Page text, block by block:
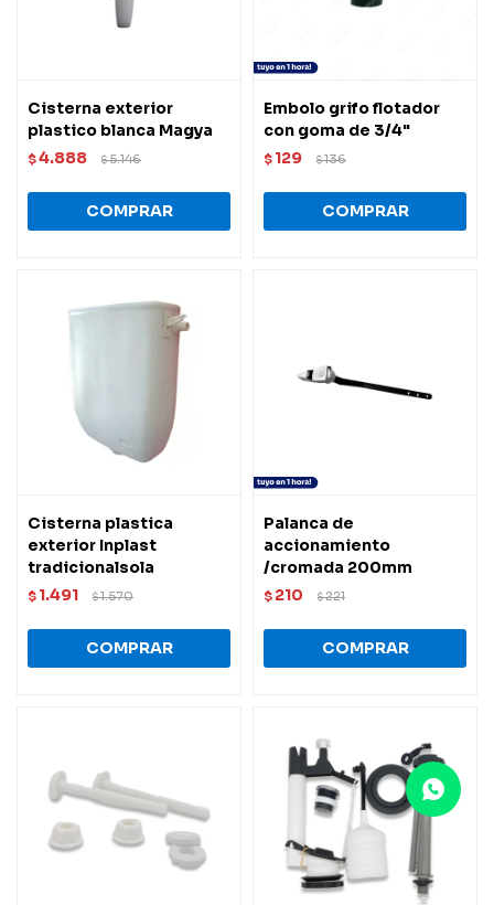
Cisterna exterior
plastico blanca Magya
$4.888 $5.146
Embolo grifo flotador
con goma de 3/4"
$ 129 $136
Cisterna plastica
exterior Inplast
tradicionalsola
$ 1.491 $1.570
Palanca de
accionamiento
/cromada 200mm
$ 210 $221